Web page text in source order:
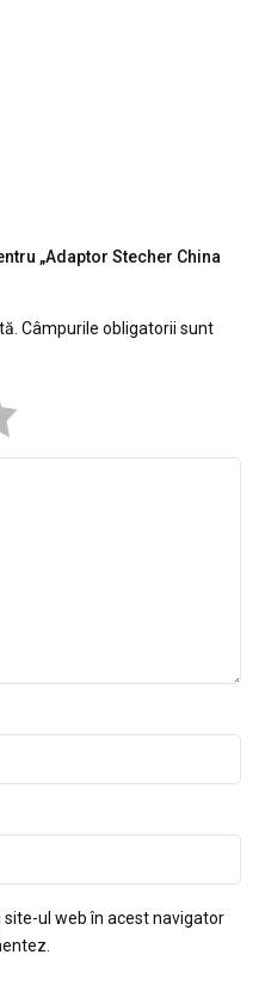
„Adaptor Stecher China
Câmpurile obligatorii sunt
ul web în acest navigator